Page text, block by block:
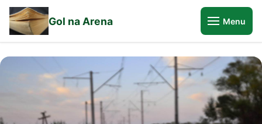
Gol na Arena Menu